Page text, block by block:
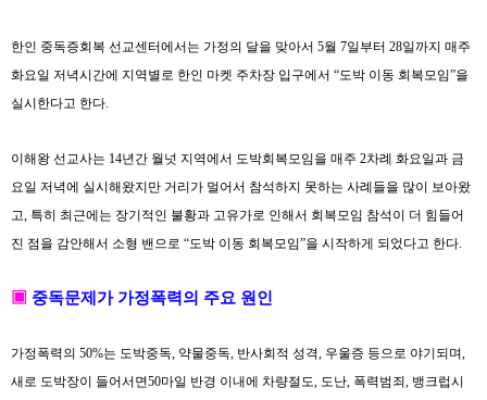
한인 중독증회복 선교센터에서는 가정의 달을 맞아서 5월 7일부터 28일까지 매주
화요일 저녁시간에 지역별로 한인 마켓 주차장 입구에서 “도박 이동 회복모임”을
실시한다고 한다
이해왕 선교사는 14년간 월넛 지역에서 도박회복모임을 매주 2차례 화요일과 금
요일 저녁에 실시해왔지만 거리가 멀어서 참석하지 못하는 사례들을 많이 보아왔
고
특히 최근에는 장기적인 불황과 고유가로 인해서 회복모임 참석이 더 힘들어
진 점을 감안해서 소형 밴으로 “도박 이동 회복모임”을 시작하게 되었다고 한다
▣ 중독문제가 가정폭력의 주요 원인
가정폭력의 50%는 도박중독 약물중독 반사회적 성격 우울증 등으로 야기되며
새로 도박장이 들어서면50마일 반경 이내에 차량절도 도난 폭력범죄 뱅크럽시